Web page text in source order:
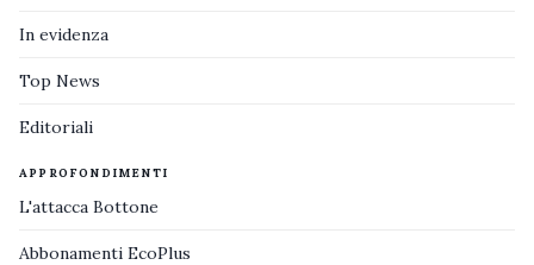
In evidenza
Top News
Editoriali
APPROFONDIMENTI
L'attacca Bottone
Abbonamenti EcoPlus